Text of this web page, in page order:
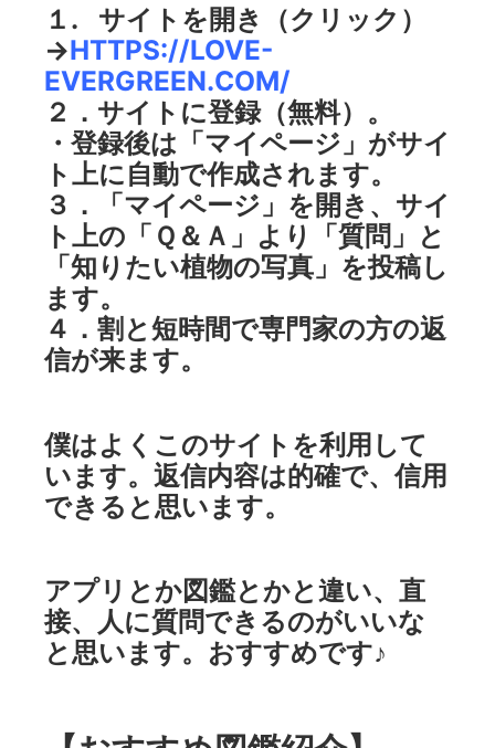
１. サイトを開き（クリック）
→HTTPS://LOVE-
EVERGREEN.COM/
２．サイトに登録（無料）。
・登録後は「マイページ」がサイ
ト上に自動で作成されます。
３．「マイページ」を開き、サイ
ト上の「Ｑ＆Ａ」より「質問」と
「知りたい植物の写真」を投稿し
ます。
４．割と短時間で専門家の方の返
信が来ます。
僕はよくこのサイトを利用して
います。返信内容は的確で、信用
できると思います。
アプリとか図鑑とかと違い、直
接、人に質問できるのがいいな
と思います。おすすめです♪